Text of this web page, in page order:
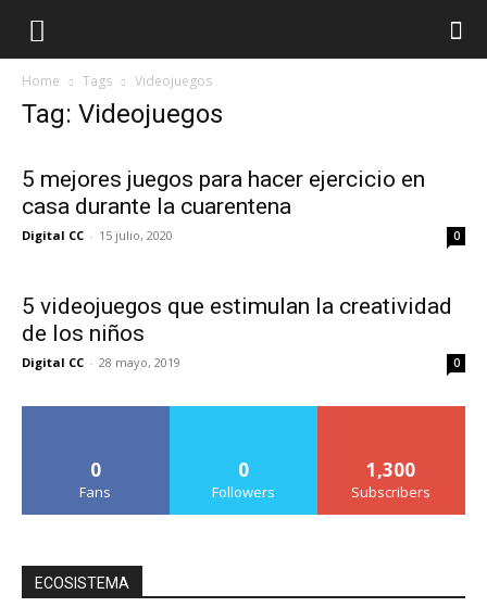
Home Tags Videojuegos
Tag: Videojuegos
5 mejores juegos para hacer ejercicio en
casa durante la cuarentena
Digital CC - 15 julio, 2020 0
5 videojuegos que estimulan la creatividad
de los niños
Digital CC - 28 mayo, 2019 0
0
Fans
0
Followers
1,300
Subscribers
ECOSISTEMA